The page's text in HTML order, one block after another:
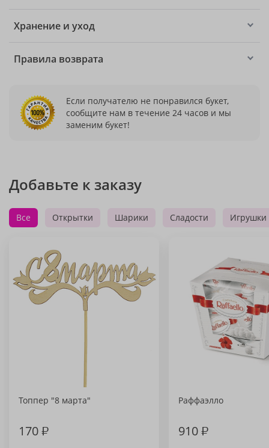
Хранение и уход
Правила возврата
Если получателю не понравился букет,
сообщите нам в течение 24 часов и мы
заменим букет!
Добавьте к заказу
Все Открытки Шарики Сладости Игрушки
Топпер "8 марта"
170₽
Раффаэлло
910₽